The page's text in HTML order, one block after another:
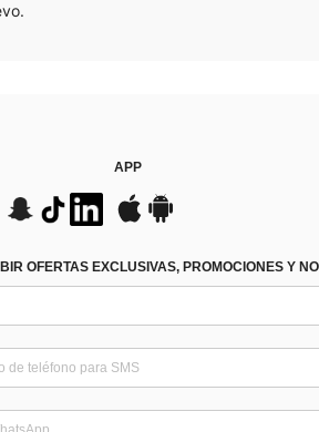
APP
OFERTAS EXCLUSIVAS, PROMOCIONES Y